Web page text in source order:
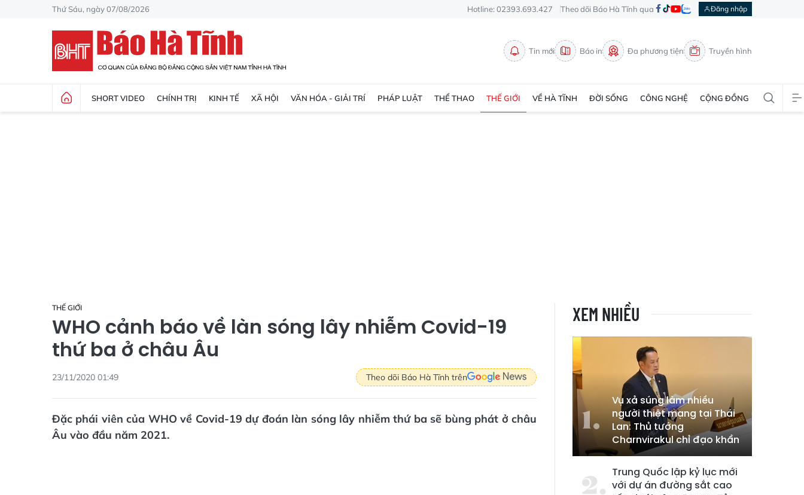
Thứ Sáu, ngày 07/08/2026 Hotline: 02393.693.427 Theo dõi Báo Hà Tĩnh qua Đăng nhập
Tin mới Báo in Đa phương tiện Truyền hình
SHORT VIDEO CHÍNH TRỊ KINH TẾ XÃ HỘI VĂN HÓA - GIẢI TRÍ PHÁP LUẬT THỂ THAO THẾ GIỚI VỀ HÀ TĨNH ĐỜI SỐNG CÔNG NGHỆ CỘNG ĐỒNG
THẾ GIỚI
WHO cảnh báo về làn sóng lây nhiễm Covid-19
thứ ba ở châu Âu
23/11/2020 01:49 Theo dõi Báo Hà Tĩnh trên
Đặc phái viên của WHO về Covid-19 dự đoán làn sóng lây nhiễm thứ ba sẽ bùng phát ở châu
Âu vào đầu năm 2021.
XEM NHIỀU
Vụ xả súng làm nhiều
người thiệt mạng tại Thái
Lan: Thủ tướng
Charnvirakul chỉ đạo khẩn
Trung Quốc lập kỷ lục mới
với dự án đường sắt cao